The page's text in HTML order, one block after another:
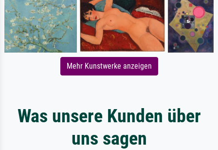
Mehr Kunstwerke anzeigen
Was unsere Kunden über
uns sagen